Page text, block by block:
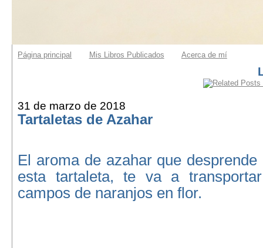
Página principal Mis Libros Publicados Acerca de mí
31 de marzo de 2018
Tartaletas de Azahar
El aroma de azahar que
esta tartaleta, te va a
campos de naranjos en flor.